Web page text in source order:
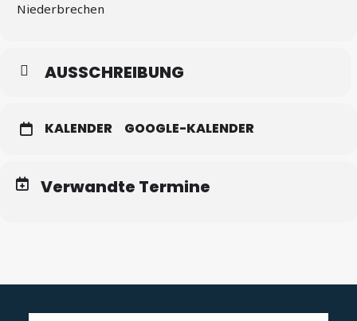
Niederbrechen
AUSSCHREIBUNG
KALENDER GOOGLE-KALENDER
Verwandte Termine